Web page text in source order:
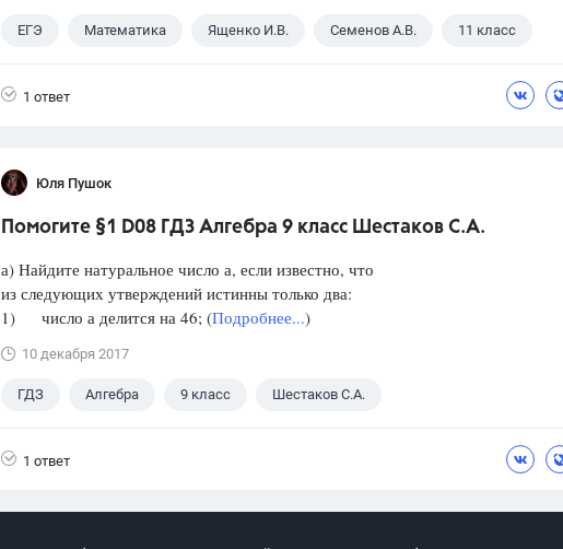
ЕГЭ Математика Ященко И.В. Семенов А.В. 11 класс
1 ответ
Юля Пушок
Помогите §1 D08 ГДЗ Алгебра 9 класс Шестаков С.А.
а) Найдите натуральное число а, если известно, что
из следующих утверждений истинны только два:
1) число а делится на 46; (Подробнее...)
10 декабря 2017
ГДЗ Алгебра 9 класс Шестаков С.А.
1 ответ